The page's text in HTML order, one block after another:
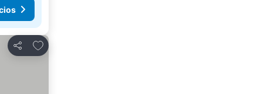
Compartir
Agregar a favoritos